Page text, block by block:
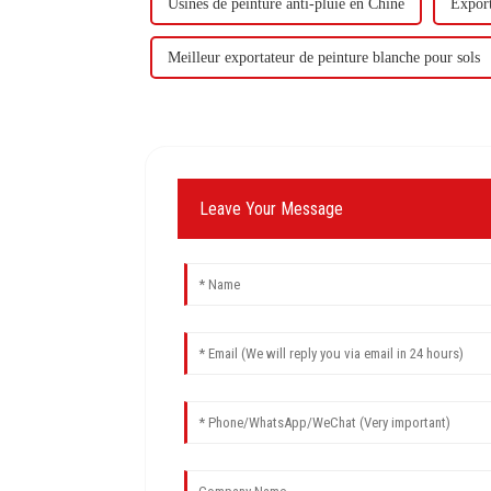
Usines de peinture anti-pluie en Chine
Meilleur exportateur de peinture blanche pour sols
Leave Your Message